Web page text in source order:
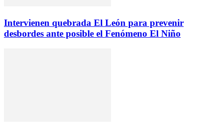
Intervienen quebrada El León para prevenir
desbordes ante posible el Fenómeno El Niño